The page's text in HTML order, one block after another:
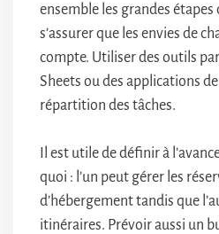
ensemble les grandes
s’assurer que les envies de
compte. Utiliser des outils
Sheets ou des applications
répartition des tâches.
Il est utile de définir à
quoi : l’un peut gérer les
d’hébergement tandis que
itinéraires. Prévoir aussi un